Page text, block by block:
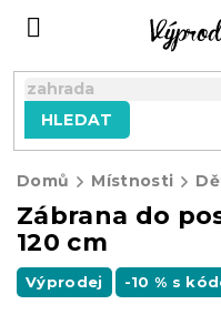
HLEDAT
Domů Místnosti
Zábrana do
120 cm
Výprodej -10 % s